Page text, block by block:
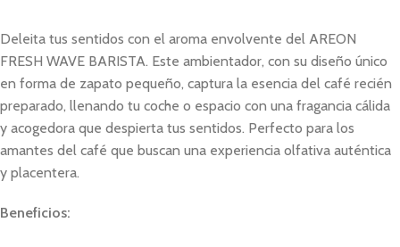
Deleita tus sentidos con el aroma envolvente del AREON
FRESH WAVE BARISTA. Este ambientador, con su diseño único
en forma de zapato pequeño, captura la esencia del café recién
preparado, llenando tu coche o espacio con una fragancia cálida
y acogedora que despierta tus sentidos. Perfecto para los
amantes del café que buscan una experiencia olfativa auténtica
y placentera.
Beneficios: